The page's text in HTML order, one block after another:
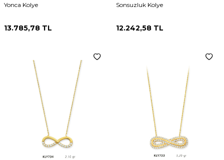
Yonca Kolye
13.785,78 TL
Sonsuzluk Kolye
12.242,58 TL